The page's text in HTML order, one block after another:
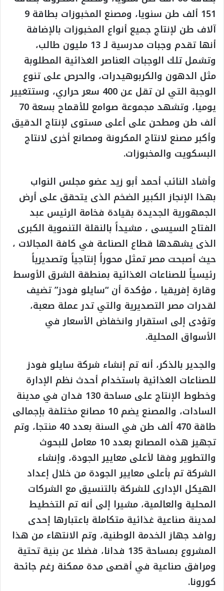
151 ألف طن سنويا، ومصنع المخبوزات بطاقة 9
آلاف طن لإنتاج جميع أنواع المخبوزات بالإضافة
أنها تقدم وجبات مدرسية لـ 13 مليون طالب،
وتشمل تلك الوجبات العناصر الغذائية المطلوبة
مثل الدهون والكربوهيدرات، والحرص على تنوع
الوجبة التي لن تقل عن 400 سعر حراري، وستتغيير
يوميا، وتشهد مجموعة صوامع للأقماح بسعة 70
ألف طن ومطحن على أعلى مستوى لإنتاج الدقيق
وأكبر مصنع لانتاج المكرونة ومصانع أخرى لانتاج
البسكويت والمخبوزات.
وأشاد النائب أحمد أبو زيد عضو مجلس النواب
بهذا الإنجاز الكبير الضخم الذى يتحقق على أرض
الجمهورية الجديدة بقيادة فخامة الرئيس عبد
الفتاح السيسى ، مشيداً بالنقلة التنموية الكبرى
الذى يشهدها قطاع الصناعة في كافة المجالات ،
حيث أصبحت مصر تمثل محوراً إنتاجياً وتصديرياً
رئيسياً للصناعات الغذائية بمنطقة الشرق الأوسط
وقارة إفريقيا ، مؤكدة أن “سايلو فودز” تضيف
لقدرات مصر التصديرية والتي تدر عملة صعبة،
وتؤدى إلى استقرار وانخفاض الأسعار في
الأسواق المحلية.
والجدير بالذكر، أنه تم إنشاء شركة سايلو فودز
للصناعات الغذائية باستخدام أحدث نظم الإدارة
وخطوط الإنتاج على مساحة 130 فدان في مدينة
السادات، والمصنع يضم 10 مصانع مختلفة بإجمالى
طاقة 470 ألف طن في السنة بعدد 40 منتجا، وتم
تجهيز هذه المصانع بعدد 10 معامل للبحوث
والتطوير وفقا لأعلى معايير الجودة، وإنشاء
الشركة تم بأعلى معايير الجودة من خلال إعداد
الهيكل الإدارى للشركة بالتنسيق مع الشركات
المحلية والعالمية، مشيرا إلى أنه تم التخطيط
لمدينة صناعية غذائية متكاملة باعتبارها إحدى
روافد جهاز الخدمة الوطنية، وتم الانتهاء من هذا
المشروع بمساحة 135 فدانا، فضلا عن بنية تحتية
ومرافق صناعية في أقصى مدة ممكنة رغم جائحة
كورونا.